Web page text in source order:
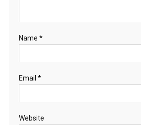
Name *
Email *
Website